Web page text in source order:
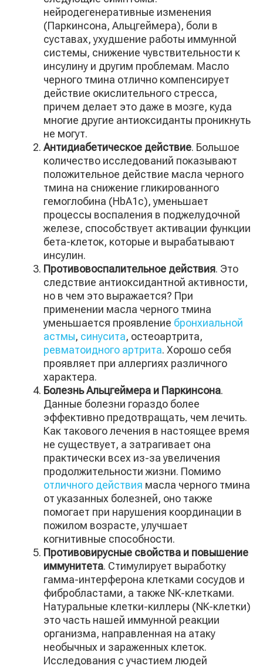
нейродегенеративные изменения
(Паркинсона, Альцгеймера), боли в
суставах, ухудшение работы иммунной
системы, снижение чувствительности к
инсулину и другим проблемам. Масло
черного тмина отлично компенсирует
действие окислительного стресса,
причем делает это даже в мозге, куда
многие другие антиоксиданты проникнуть
не могут.
Антидиабетическое действие. Большое
количество исследований показывают
положительное действие масла черного
тмина на снижение гликированного
гемоглобина (HbA1c), уменьшает
процессы воспаления в поджелудочной
железе, способствует активации функции
бета-клеток, которые и вырабатывают
инсулин.
Противовоспалительное действия. Это
следствие антиоксидантной активности,
но в чем это выражается? При
применении масла черного тмина
уменьшается проявление бронхиальной
астмы, синусита, остеоартрита,
ревматоидного артрита. Хорошо себя
проявляет при аллергиях различного
характера.
Болезнь Альцгеймера и Паркинсона.
Данные болезни гораздо более
эффективно предотвращать, чем лечить.
Как такового лечения в настоящее время
не существует, а затрагивает она
практически всех из-за увеличения
продолжительности жизни. Помимо
отличного действия масла черного тмина
от указанных болезней, оно также
помогает при нарушения координации в
пожилом возрасте, улучшает
когнитивные способности.
Противовирусные свойства и повышение
иммунитета. Стимулирует выработку
гамма-интерферона клетками сосудов и
фибробластами, а также NK-клетками.
Натуральные клетки-киллеры (NK-клетки)
это часть нашей иммунной реакции
организма, направленная на атаку
необычных и зараженных клеток.
Исследования с участием людей